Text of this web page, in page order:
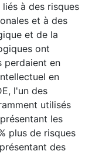
à des risques
et à des
et de la
ont
perdaient en
en
l'un des
utilisés
les
plus de risques
des